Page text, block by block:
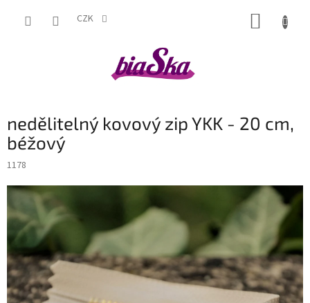
CZK
nedělitelný kovový zip YKK - 20 cm,
béžový
1178